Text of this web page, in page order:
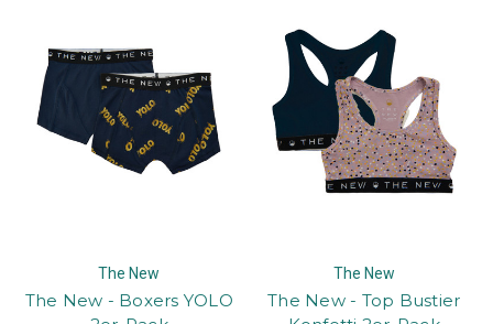
The New
The New - Boxers YOLO
The New
The New - Top Bustier